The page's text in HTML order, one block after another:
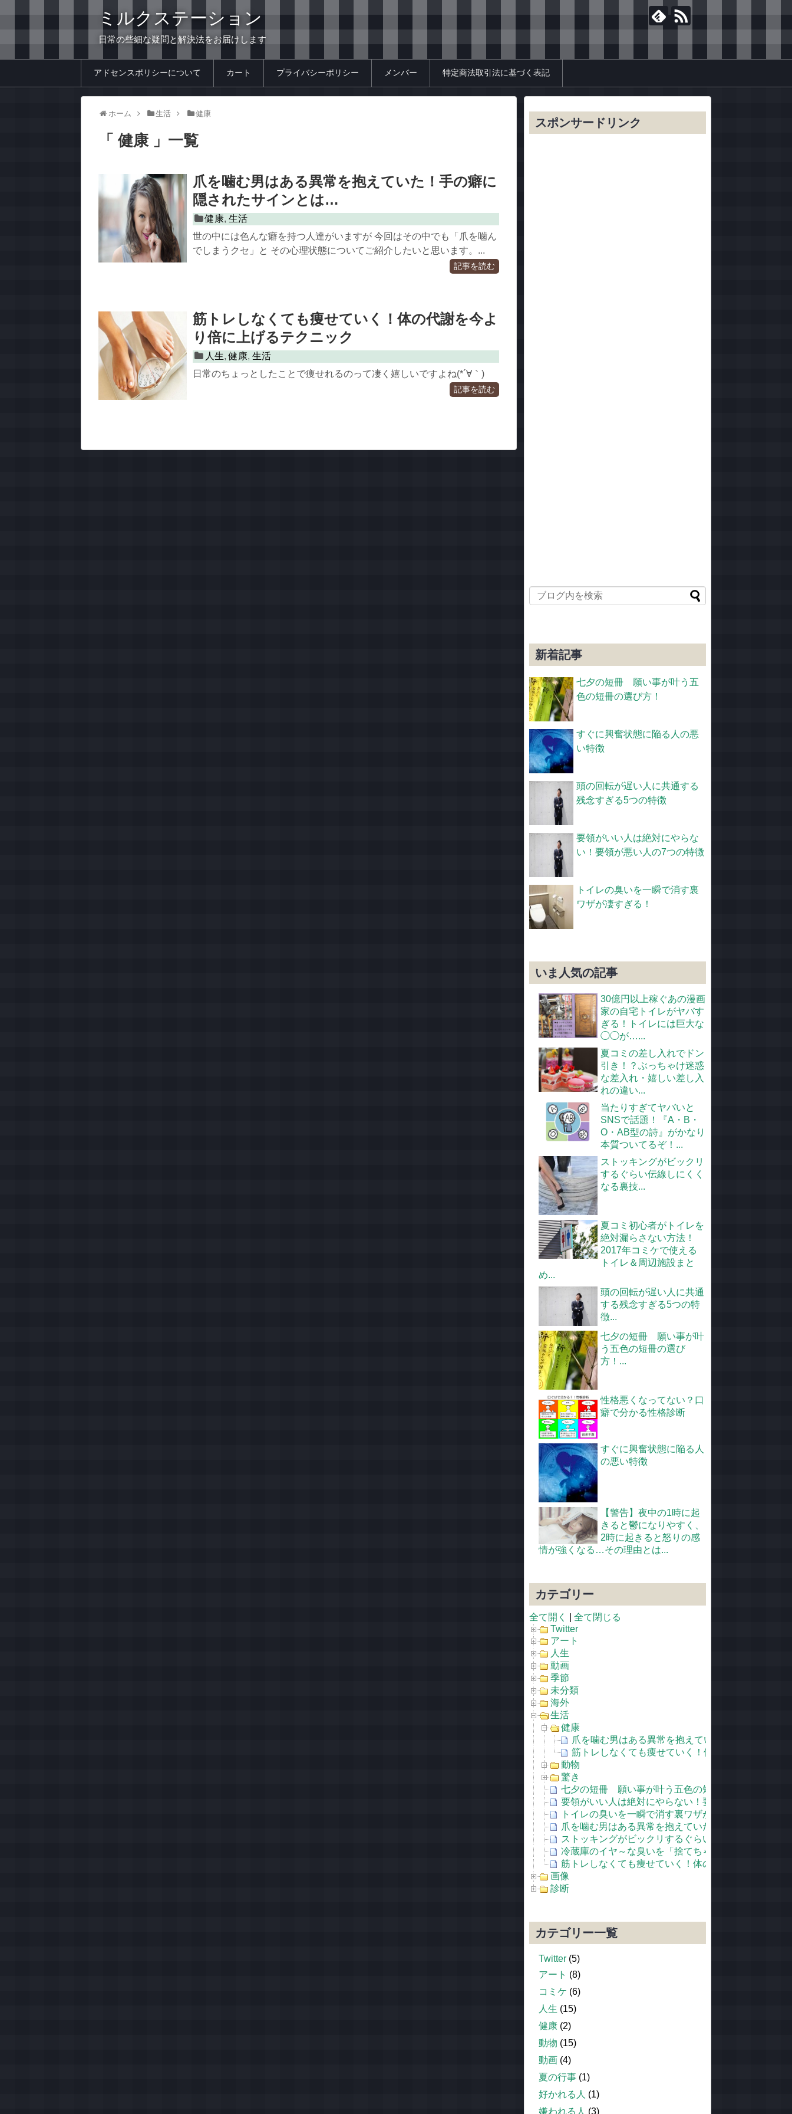
ミルクステーション
日常の些細な疑問と解決法をお届けします
アドセンスポリシーについて カート プライバシーポリシー メンバー 特定商法取引法に基づく表記
ホーム 生活 健康
「 健康 」一覧
爪を噛む男はある異常を抱えていた！手の癖に
隠されたサインとは…
健康, 生活
世の中には色んな癖を持つ人達がいますが 今回はその中でも「爪を噛ん
でしまうクセ」と その心理状態についてご紹介したいと思います。...
記事を読む
筋トレしなくても痩せていく！体の代謝を今よ
り倍に上げるテクニック
人生,健康, 生活
日常のちょっとしたことで痩せれるのって凄く嬉しいですよね(*´∀｀)
記事を読む
スポンサードリンク
新着記事
七夕の短冊 願い事が叶う五
色の短冊の選び方！
すぐに興奮状態に陥る人の悪
い特徴
頭の回転が遅い人に共通する
残念すぎる5つの特徴
要領がいい人は絶対にやらな
い！要領が悪い人の7つの特徴
トイレの臭いを一瞬で消す裏
ワザが凄すぎる！
いま人気の記事
30億円以上稼ぐあの漫画
家の自宅トイレがヤバす
ぎる！トイレには巨大な
◯◯が…...
夏コミの差し入れでドン
引き！？ぶっちゃけ迷惑
な差入れ・嬉しい差し入
れの違い...
当たりすぎてヤバいと
SNSで話題！『A・B・
O・AB型の詩』がかなり
本質ついてるぞ！...
ストッキングがビックリ
するぐらい伝線しにくく
なる裏技...
夏コミ初心者がトイレを
絶対漏らさない方法！
2017年コミケで使える
トイレ＆周辺施設まと
め...
頭の回転が遅い人に共通
する残念すぎる5つの特
徴...
七夕の短冊 願い事が叶
う五色の短冊の選び
方！...
性格悪くなってない？口
癖で分かる性格診断
すぐに興奮状態に陥る人
の悪い特徴
【警告】夜中の1時に起
きると鬱になりやすく、
2時に起きると怒りの感
情が強くなる…その理由とは...
カテゴリー
全て開く
全て閉じる
Twitter
アート
人生
動画
季節
未分類
海外
生活
健康
爪を噛む男はある異常を抱えていた！手の癖に隠
筋トレしなくても痩せていく！体の代謝を今より倍
動物
驚き
七夕の短冊 願い事が叶う五色の短冊の選び方！
要領がいい人は絶対にやらない！要領が悪い人の7つ
トイレの臭いを一瞬で消す裏ワザが凄すぎる！
爪を噛む男はある異常を抱えていた！手の癖に隠さ
ストッキングがビックリするぐらい伝線しにくくなる
冷蔵庫のイヤ～な臭いを「捨てちゃうゴミ」で解消す
筋トレしなくても痩せていく！体の代謝を今より倍に
画像
診断
カテゴリー一覧
Twitter (5)
アート (8)
コミケ (6)
人生 (15)
健康 (2)
動物 (15)
動画 (4)
夏の行事 (1)
好かれる人 (1)
嫌われる人 (3)